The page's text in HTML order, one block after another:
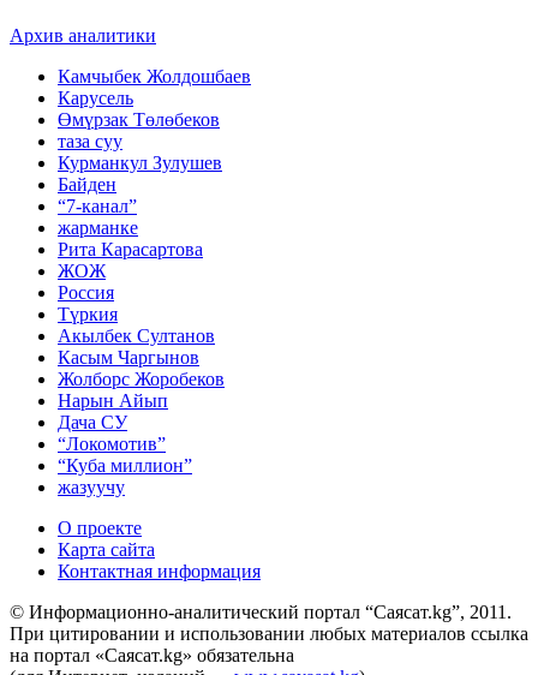
Архив аналитики
Камчыбек Жолдошбаев
Карусель
Өмүрзак Төлөбеков
таза суу
Курманкул Зулушев
Байден
“7-канал”
жарманке
Рита Карасартова
ЖОЖ
Россия
Түркия
Акылбек Султанов
Касым Чаргынов
Жолборс Жоробеков
Нарын Айып
Дача СУ
“Локомотив”
“Куба миллион”
жазуучу
О проекте
Карта сайта
Контактная информация
© Информационно-аналитический портал “Саясат.kg”, 2011.
При цитировании и использовании любых материалов ссылка
на портал «Саясат.kg» обязательна